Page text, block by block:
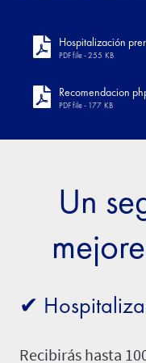
Hospitalización
PDF file - 255 KB
Recomendacion
PDF file - 177 KB
Un
✔
Recibirás hasta